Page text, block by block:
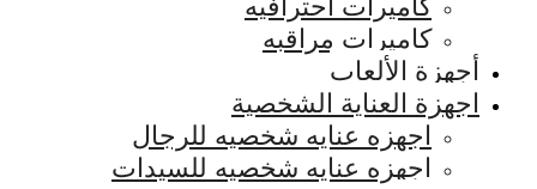
كاميرات احترافيه
كاميرات مراقبه
أجهزة الألعاب
اجهزة العناية الشخصية
اجهزه عنايه شخصيه للرجال
اجهزه عنايه شخصيه للسيدات